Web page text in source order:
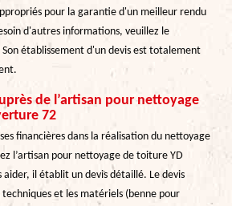
pour la garantie d'un meilleur rendu
d'autres informations, veuillez le
établissement d'un devis est totalement
de l’artisan pour nettoyage
72
financières dans la réalisation du nettoyage
l’artisan pour nettoyage de toiture YD
aider, il établit un devis détaillé. Le devis
et les matériels (benne pour